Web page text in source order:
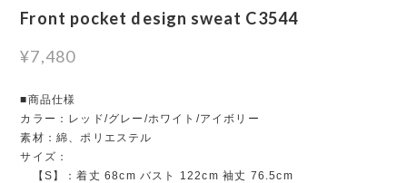
Front pocket design sweat C3544
¥7,480
■商品仕様
カラー：レッド/グレー/ホワイト/アイボリー
素材：綿、ポリエステル
サイズ：
【S】：着丈 68cm バスト 122cm 袖丈 76.5cm